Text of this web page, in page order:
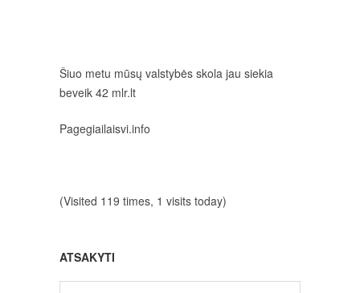
Šiuo metu mūsų valstybės skola jau siekia
beveik 42 mlr.lt
Pagegiailaisvi.info
(Visited 119 times, 1 visits today)
ATSAKYTI